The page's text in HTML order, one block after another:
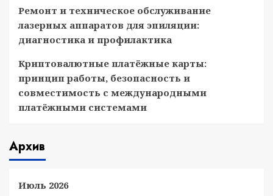
Ремонт и техническое обслуживание
лазерных аппаратов для эпиляции:
диагностика и профилактика
Криптовалютные платёжные карты:
принцип работы, безопасность и
совместимость с международными
платёжными системами
Архив
Июль 2026